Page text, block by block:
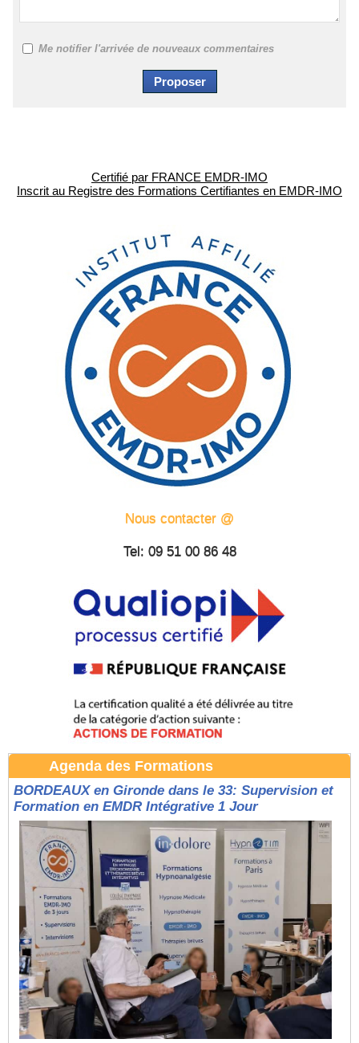
Me notifier l'arrivée de nouveaux commentaires
Certifié par FRANCE EMDR-IMO
Inscrit au Registre des Formations Certifiantes en EMDR-IMO
Nous contacter @
Tel: 09 51 00 86 48
Agenda des Formations
BORDEAUX en Gironde dans le 33: Supervision et
Formation en EMDR Intégrative 1 Jour